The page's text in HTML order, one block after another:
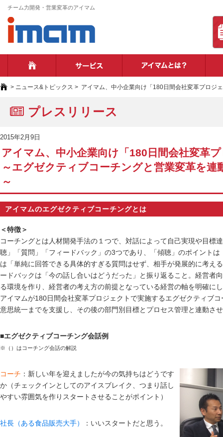
チーム力開発・営業変革のアイマム
> ニュース&トピックス > アイマム、中小企業向け「180日間会社変革プロジ
プレスリリース
2015年2月9日
アイマム、中小企業向け「180日間会社変革
～エグゼクティブコーチングと営業変革を連
～
アイマムのエグゼクティブコーチングとは
＜特徴＞
コーチングとは人材開発手法の１つで、対話によって自己実現や目標
聴」「質問」「フィードバック」の3つであり、「傾聴」のポイント
は「単純に回答できる具体的すぎる質問はせず、相手が発展的に考え
ードバックは「今の話し合いはどうだった」と振り返ること。経営者
る環境を作り、経営者の考え方の前提となっている経営の軸を明確に
アイマムが180日間会社変革プロジェクトで実施するエグゼクティブ
意思統一までを支援し、その後の部門別目標とプロセス管理と連動さ
■エグゼクティブコーチング会話例
※（）はコーチング会話の解説
コーチ ：新しい年を迎えましたが今の気持ちはどうです
か（チェックインとしてのアイスブレイク、つまり話し
やすい雰囲気を作りスタートさせることがポイント）
社長（ある食品販売大手） ：いいスタートだと思う。